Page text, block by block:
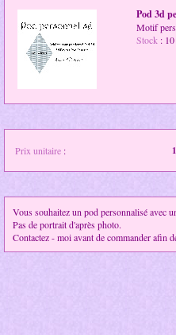
Pod 3d
Motif
Stock : 10
Prix unitaire :
Vous souhaitez un pod personnalisé avec
Pas de portrait d'après photo.
Contactez - moi avant de commander afin